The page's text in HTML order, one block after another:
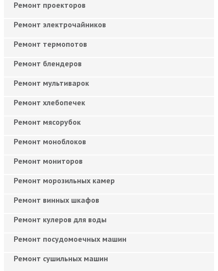
Ремонт проекторов
Ремонт электрочайников
Ремонт термопотов
Ремонт блендеров
Ремонт мультиварок
Ремонт хлебопечек
Ремонт мясорубок
Ремонт моноблоков
Ремонт мониторов
Ремонт морозильных камер
Ремонт винных шкафов
Ремонт кулеров для воды
Ремонт посудомоечных машин
Ремонт сушильных машин